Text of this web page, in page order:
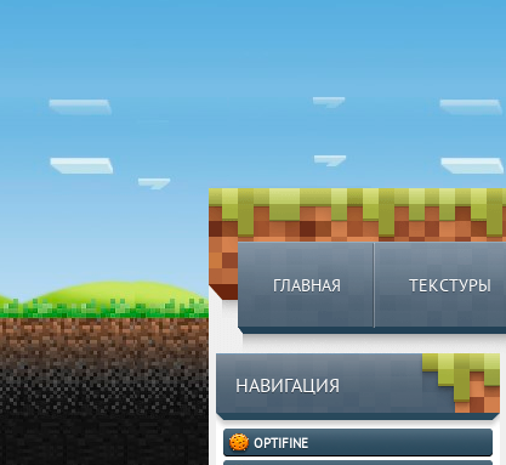
ГЛАВНАЯ ТЕКСТУРЫ
НАВИГАЦИЯ
OPTIFINE